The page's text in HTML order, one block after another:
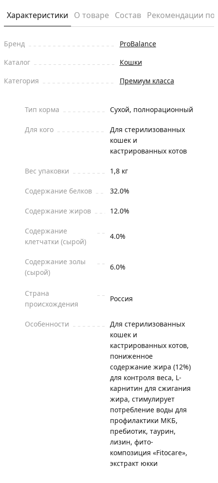
Характеристики О товаре Состав Рекомендации
Бренд
ProBalance
Каталог
Кошки
Категория
Премиум класса
Тип корма Сухой, полнорационный
Для кого
Для стерилизованных
кошек и
кастрированных котов
Вес упаковки 1,8 кг
Содержание белков 32.0%
Содержание жиров 12.0%
Содержание
клетчатки (сырой)
4.0%
Содержание золы
(сырой)
6.0%
Страна
происхождения
Россия
Особенности
Для стерилизованных
кошек и
кастрированных котов,
пониженное
содержание жира (12%)
для контроля веса, L-
карнитин для сжигания
жира, стимулирует
потребление воды для
профилактики МКБ,
пребиотик, таурин,
лизин, фито-
композиция «Fitocare»,
экстракт юкки